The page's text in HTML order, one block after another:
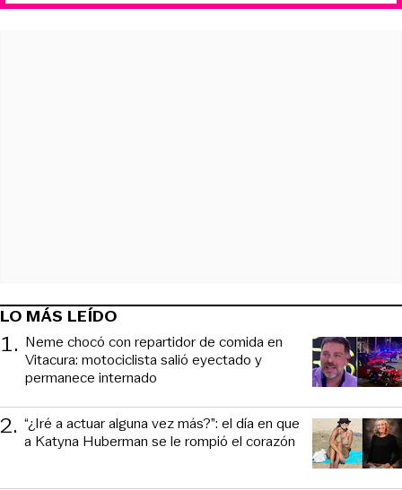
LO MÁS LEÍDO
1. Neme chocó con repartidor de comida en
Vitacura: motociclista salió eyectado y
permanece internado
2. “¿Iré a actuar alguna vez más?”: el día en que
a Katyna Huberman se le rompió el corazón